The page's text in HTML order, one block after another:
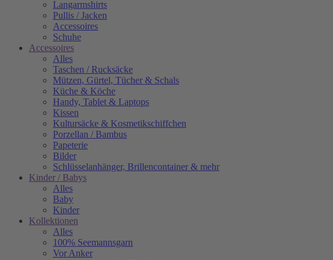
Langarmshirts
Pullis / Jacken
Accessoires
Schuhe
Accessoires
Alles
Taschen / Rucksäcke
Mützen, Gürtel, Tücher & Schals
Küche & Köche
Handy, Tablet & Laptops
Kissen
Kultursäcke & Kosmetikschiffchen
Porzellan / Bambus
Papeterie
Bilder
Schlüsselanhänger, Brillencontainer & mehr
Kinder / Babys
Alles
Baby
Kinder
Kollektionen
Alles
100% Seemannsgarn
Vor Anker